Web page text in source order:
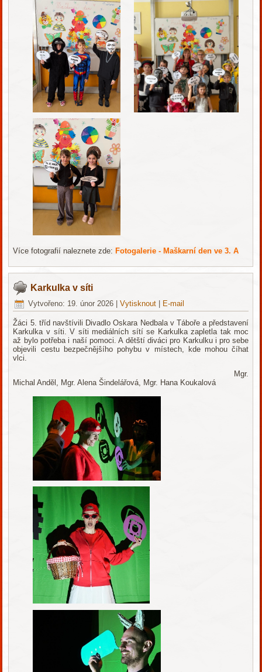
Více fotografií naleznete zde:Fotogalerie - Maškarní den ve 3. A
Karkulka v síti
Vytvořeno: 19. únor 2026 |Vytisknout E-mail
Žáci 5. tříd navštívili Divadlo Oskara Nedbala v Táboře a představení
Karkulka v síti. V síti mediálních sítí se Karkulka zapletla tak moc
až bylo potřeba i naší pomoci. A dětští diváci pro Karkulku i pro sebe
objevili cestu bezpečnějšího pohybu v místech, kde mohou číhat
vlci.
Mgr.
Michal Anděl, Mgr. Alena Šindelářová, Mgr. Hana Koukalová